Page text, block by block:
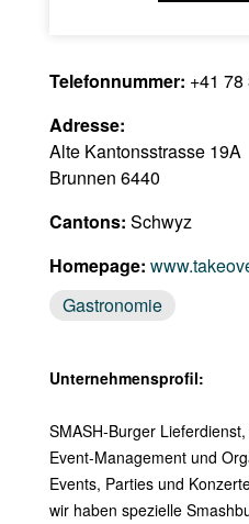
Telefonnummer: +41 78
Adresse:
Alte Kantonsstrasse 19A
Brunnen 6440
Cantons: Schwyz
Homepage:
Gastronomie
Unternehmensprofil:
SMASH-Burger
Event-Management und
Events, Parties und
wir haben spezielle